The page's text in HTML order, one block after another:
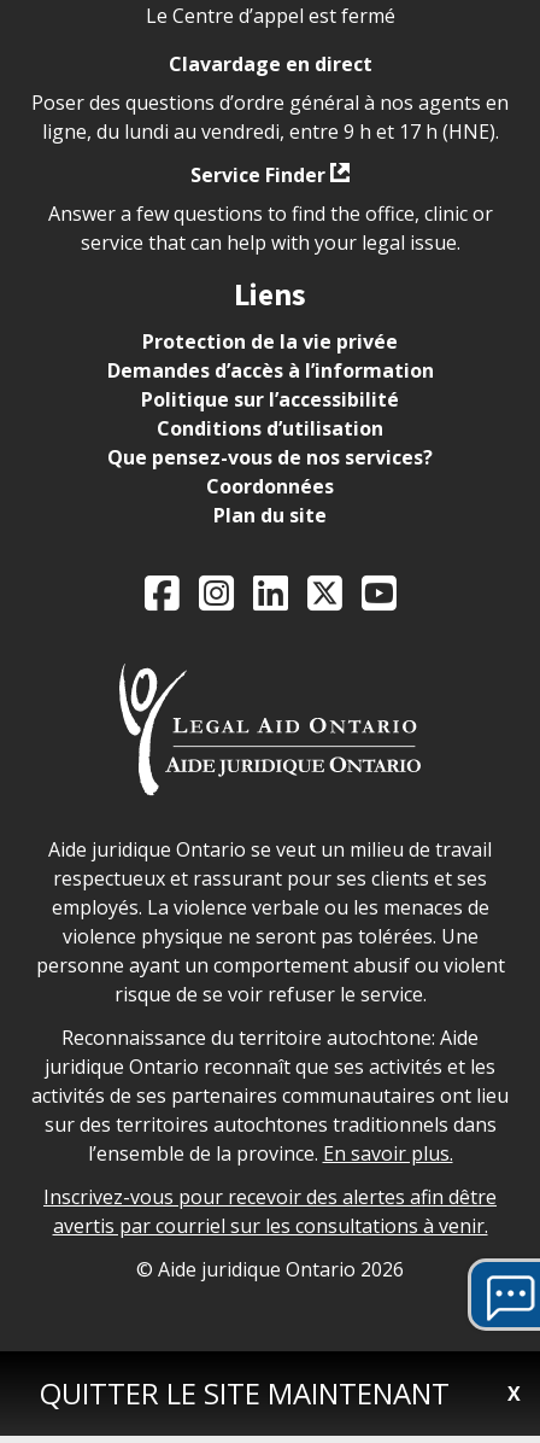
QUITTER LE SITE MAINTENANT X
Le Centre d’appel est fermé
Clavardage en direct
Poser des questions d’ordre général à nos agents en
ligne, du lundi au vendredi, entre 9 h et 17 h (HNE).
Service Finder
Answer a few questions to find the office, clinic or
service that can help with your legal issue.
Liens
Protection de la vie privée
Demandes d’accès à l’information
Politique sur l’accessibilité
Conditions d’utilisation
Que pensez-vous de nos services?
Coordonnées
Plan du site
Legal Aid Ontario
FacebookInstagram
LinkedIn
X YouTube
Déclaration sur la sécurité dans les locaux d'AJO.
Aide juridique Ontario se veut un milieu de travail
respectueux et rassurant pour ses clients et ses
employés. La violence verbale ou les menaces de
violence physique ne seront pas tolérées. Une
personne ayant un comportement abusif ou violent
risque de se voir refuser le service.
Legal Aid Ontario land acknowledgement
Reconnaissance du territoire autochtone: Aide
juridique Ontario reconnaît que ses activités et les
activités de ses partenaires communautaires ont lieu
sur des territoires autochtones traditionnels dans
l’ensemble de la province. En savoir plus.
Inscrivez-vous pour recevoir des alertes afin dêtre
avertis par courriel sur les consultations à venir.
Legal Aid Ontario copyright information
© Aide juridique Ontario 2026